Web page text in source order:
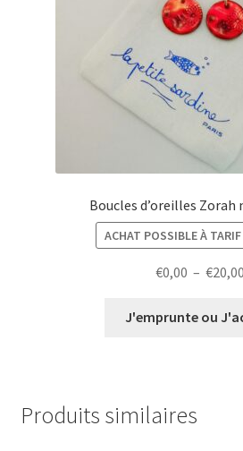
Boucles d’oreilles Zorah
ACHAT POSSIBLE À
€0,00 – €20,00
J'emprunte ou
Produits similaires